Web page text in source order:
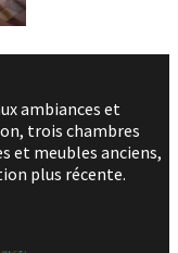
ambiances et
trois chambres
et meubles anciens,
plus récente.